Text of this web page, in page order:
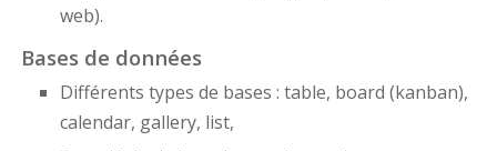
web).
Bases de données
Différents types de bases : table, board (kanban),
calendar, gallery, list,